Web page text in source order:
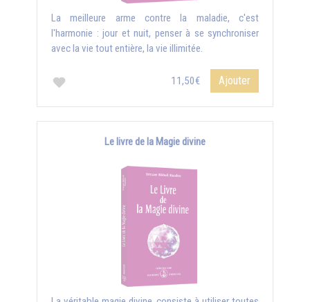
La meilleure arme contre la maladie, c'est
l'harmonie : jour et nuit, penser à se synchroniser
avec la vie tout entière, la vie illimitée.
11,50€ Ajouter
Le livre de la Magie divine